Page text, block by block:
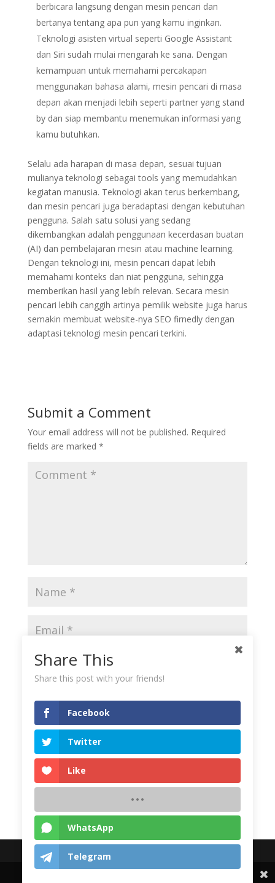
berbicara langsung dengan mesin pencari dan
bertanya tentang apa pun yang kamu inginkan.
Teknologi asisten virtual seperti Google Assistant
dan Siri sudah mulai mengarah ke sana. Dengan
kemampuan untuk memahami percakapan
menggunakan bahasa alami, mesin pencari di masa
depan akan menjadi lebih seperti partner yang stand
by dan siap membantu menemukan informasi yang
kamu butuhkan.
Selalu ada harapan di masa depan, sesuai tujuan
mulianya teknologi sebagai tools yang memudahkan
kegiatan manusia. Teknologi akan terus berkembang,
dan mesin pencari juga beradaptasi dengan kebutuhan
pengguna. Salah satu solusi yang sedang
dikembangkan adalah penggunaan kecerdasan buatan
(AI) dan pembelajaran mesin atau machine learning.
Dengan teknologi ini, mesin pencari dapat lebih
memahami konteks dan niat pengguna, sehingga
memberikan hasil yang lebih relevan. Secara mesin
pencari lebih canggih artinya pemilik website juga harus
semakin membuat website-nya SEO firnedly dengan
adaptasi teknologi mesin pencari terkini.
Submit a Comment
Your email address will not be published. Required
fields are marked *
Save my name, email, and website in this browser
for the next time I comment.
© 2024 Yayasan Al Hasanah Bengkulu | All rights
reserved
Share This
Share this post with your friends!
Facebook
Twitter
Like
WhatsApp
Telegram